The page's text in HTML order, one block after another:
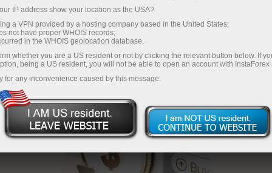
InstaForex
易的优惠条件
时可获得高达30%的奖金，并享受
其他促销活动和优惠
交易速度
与赛道速度
您的专属礼物大奖
充值$333—选择价值高达$1,500的礼物
无风险交易—
我们保证您的利润
IP address show your location as the USA?
a VPN provided by a hosting company based in the United States;
not have proper WHOIS records;
in the WHOIS geolocation database.
whether you are a US resident or not by clicking the relevant button below. If
being a US resident, you will not be able to open an account with InstaForex
for any inconvenience caused by this message.